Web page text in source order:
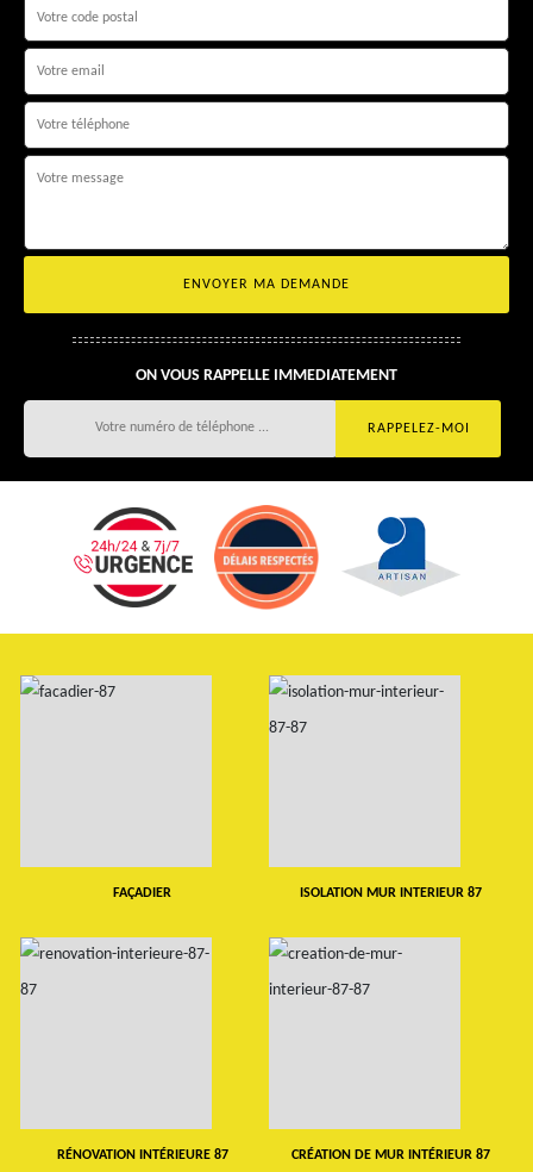
ON VOUS RAPPELLE IMMEDIATEMENT
FAÇADIER ISOLATION MUR INTERIEUR 87
RÉNOVATION INTÉRIEURE 87 CRÉATION DE MUR INTÉRIEUR 87